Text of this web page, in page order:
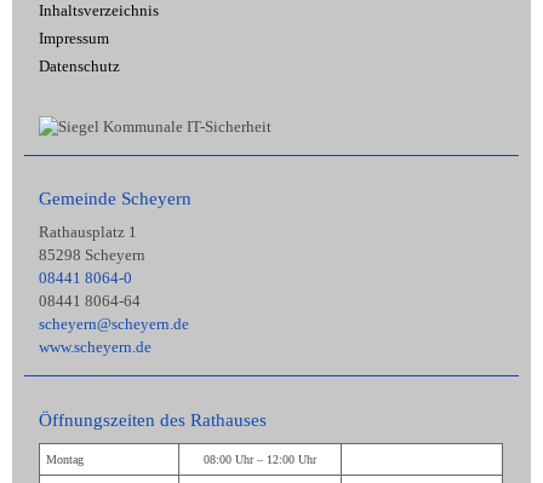
Inhaltsverzeichnis
Impressum
Datenschutz
Gemeinde Scheyern
Rathausplatz 1
85298 Scheyern
08441 8064-0
08441 8064-64
scheyern@scheyern.de
www.scheyern.de
Öffnungszeiten des Rathauses
Montag 08:00 Uhr – 12:00 Uhr